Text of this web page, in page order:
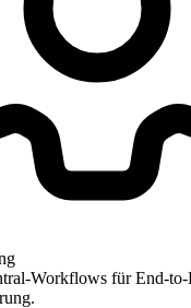
Workflows für End-to-